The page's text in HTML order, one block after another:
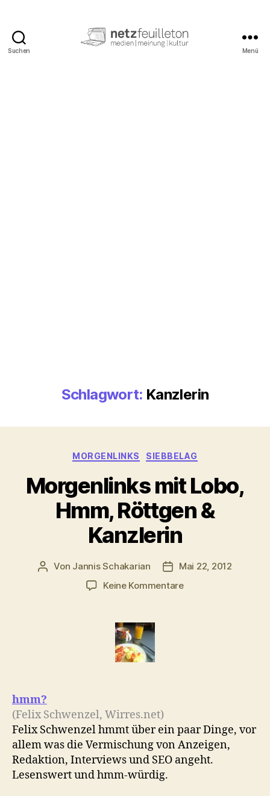
Suchen Menü
Schlagwort: Kanzlerin
Kategorien
MORGENLINKS SIEBBELAG
Morgenlinks mit Lobo,
Hmm, Röttgen &
Kanzlerin
Beitragsautor
Von Jannis Schakarian
Mai 22, 2012
Keine Kommentarezu
hmm?
(Felix Schwenzel, Wirres.net)
Felix Schwenzel hmmt über ein paar Dinge, vor
allem was die Vermischung von Anzeigen,
Redaktion, Interviews und SEO angeht.
Lesenswert und hmm-würdig.